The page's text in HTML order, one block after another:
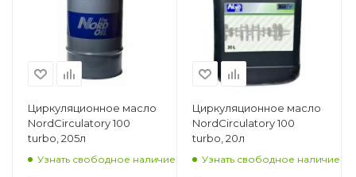
Циркуляционное масло
NordCirculatory 100
turbo, 205л
Узнать свободное наличие
Циркуляционное масло
NordCirculatory 100
turbo, 20л
Узнать свободное наличие